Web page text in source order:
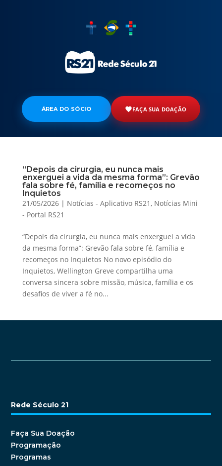
ÁREA DO SÓCIO FAÇA SUA DOAÇÃO
“Depois da cirurgia, eu nunca mais
enxerguei a vida da mesma forma”: Grevão
fala sobre fé, família e recomeços no
Inquietos
21/05/2026| Notícias - Aplicativo RS21, Notícias Mini
- Portal RS21
“Depois da cirurgia, eu nunca mais enxerguei a vida
da mesma forma”: Grevão fala sobre fé, família e
recomeços no Inquietos No novo episódio do
Inquietos, Wellington Greve compartilha uma
conversa sincera sobre missão, música, família e os
desafios de viver a fé no...
Rede Século 21
Faça Sua Doação
Programação
Programas